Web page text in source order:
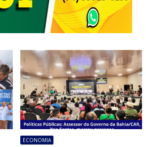
ECONOMIA